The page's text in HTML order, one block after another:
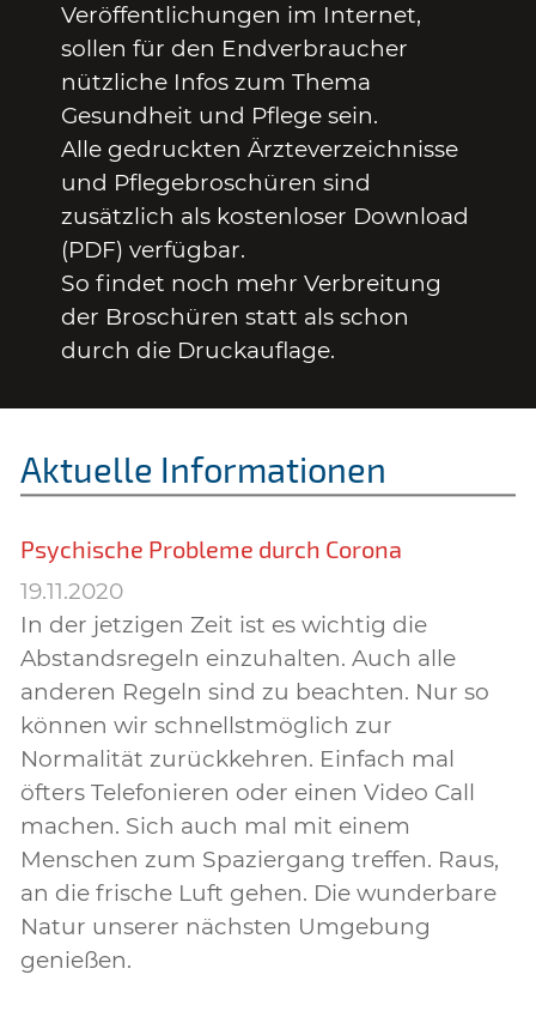
Veröffentlichungen im Internet,
sollen für den Endverbraucher
nützliche Infos zum Thema
Gesundheit und Pflege sein.
Alle gedruckten Ärzteverzeichnisse
und Pflegebroschüren sind
zusätzlich als kostenloser Download
(PDF) verfügbar.
So findet noch mehr Verbreitung
der Broschüren statt als schon
durch die Druckauflage.
Aktuelle Informationen
Psychische Probleme durch Corona
19.11.2020
In der jetzigen Zeit ist es wichtig die
Abstandsregeln einzuhalten. Auch alle
anderen Regeln sind zu beachten. Nur so
können wir schnellstmöglich zur
Normalität zurückkehren. Einfach mal
öfters Telefonieren oder einen Video Call
machen. Sich auch mal mit einem
Menschen zum Spaziergang treffen. Raus,
an die frische Luft gehen. Die wunderbare
Natur unserer nächsten Umgebung
genießen.